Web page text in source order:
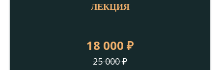
ЛЕКЦИЯ
18 000 ₽
25 000₽